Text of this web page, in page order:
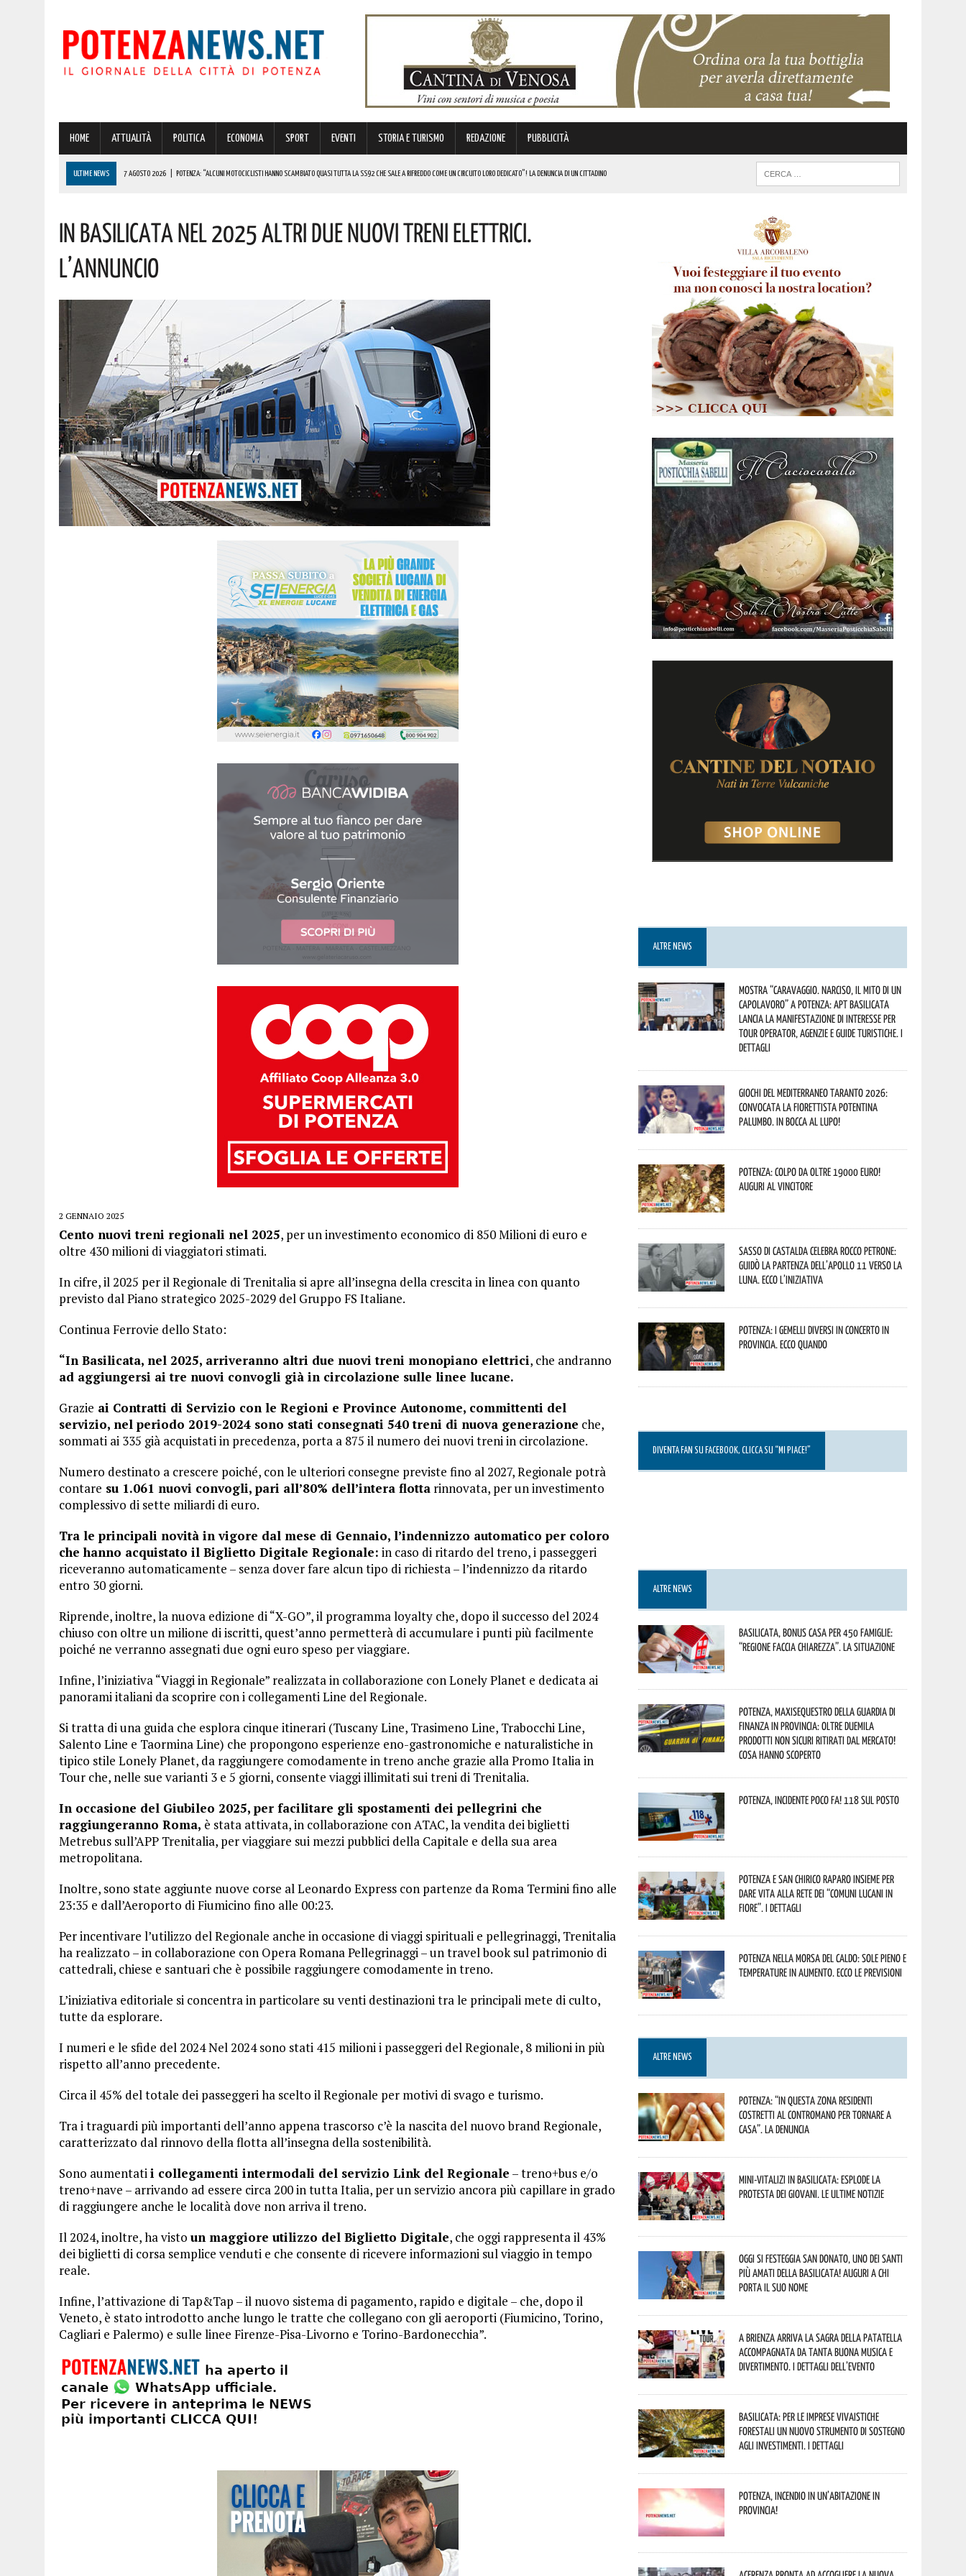
HOME ATTUALITÀ POLITICA ECONOMIA SPORT EVENTI STORIA E TURISMO REDAZIONE PUBBLICITÀ
ULTIME NEWS 7 AGOSTO 2026 POTENZA: “ALCUNI MOTOCICLISTI HANNO SCAMBIATO QUASI TUTTA LA SS92 CHE SALE A RIFREDDO COME UN CIRCUITO LORO DEDICATO”! LA DENUNCIA DI UN CITTADINO
7 AGOSTO 2026 | DALLA REGIONE VIA LIBERA ALLA REALIZZAZIONE A PICERNO E MELFI DI SISTEMI DI ACCUMULO DI ENERGIA ELETTRICA A BATTERIE. I DETTAGLI
7 AGOSTO 2026 BENZINA ANNACQUATA E GASOLIO SPORCO, UN IMPIANTO SU CINQUE NON È IN REGOLA: “IL PROBLEMA RIGUARDA L’INTERO TERRITORIO NAZIONALE”! I DETTAGLI
In Basilicata Nel 2025 Altri Due Nuovi Treni Elettrici.
L’annuncio
2 GENNAIO 2025
Cento nuovi treni regionali nel 2025, per un investimento economico di 850 Milioni di euro e
oltre 430 milioni di viaggiatori stimati.
In cifre, il 2025 per il Regionale di Trenitalia si apre all’insegna della crescita in linea con quanto
previsto dal Piano strategico 2025-2029 del Gruppo FS Italiane.
Continua Ferrovie dello Stato:
“In Basilicata, nel 2025, arriveranno altri due nuovi treni monopiano elettrici, che andranno
ad aggiungersi ai tre nuovi convogli già in circolazione sulle linee lucane.
Grazie ai Contratti di Servizio con le Regioni e Province Autonome, committenti del
servizio, nel periodo 2019-2024 sono stati consegnati 540 treni di nuova generazione che,
sommati ai 335 già acquistati in precedenza, porta a 875 il numero dei nuovi treni in circolazione.
Numero destinato a crescere poiché, con le ulteriori consegne previste fino al 2027, Regionale potrà
contare su 1.061 nuovi convogli, pari all’80% dell’intera flotta rinnovata, per un investimento
complessivo di sette miliardi di euro.
Tra le principali novità in vigore dal mese di Gennaio, l’indennizzo automatico per coloro
che hanno acquistato il Biglietto Digitale Regionale: in caso di ritardo del treno, i passeggeri
riceveranno automaticamente – senza dover fare alcun tipo di richiesta – l’indennizzo da ritardo
entro 30 giorni.
Riprende, inoltre, la nuova edizione di “X-GO”, il programma loyalty che, dopo il successo del 2024
chiuso con oltre un milione di iscritti, quest’anno permetterà di accumulare i punti più facilmente
poiché ne verranno assegnati due ogni euro speso per viaggiare.
Infine, l’iniziativa “Viaggi in Regionale” realizzata in collaborazione con Lonely Planet e dedicata ai
panorami italiani da scoprire con i collegamenti Line del Regionale.
Si tratta di una guida che esplora cinque itinerari (Tuscany Line, Trasimeno Line, Trabocchi Line,
Salento Line e Taormina Line) che propongono esperienze eno-gastronomiche e naturalistiche in
tipico stile Lonely Planet, da raggiungere comodamente in treno anche grazie alla Promo Italia in
Tour che, nelle sue varianti 3 e 5 giorni, consente viaggi illimitati sui treni di Trenitalia.
In occasione del Giubileo 2025, per facilitare gli spostamenti dei pellegrini che
raggiungeranno Roma, è stata attivata, in collaborazione con ATAC, la vendita dei biglietti
Metrebus sull’APP Trenitalia, per viaggiare sui mezzi pubblici della Capitale e della sua area
metropolitana.
Inoltre, sono state aggiunte nuove corse al Leonardo Express con partenze da Roma Termini fino alle
23:35 e dall’Aeroporto di Fiumicino fino alle 00:23.
Per incentivare l’utilizzo del Regionale anche in occasione di viaggi spirituali e pellegrinaggi, Trenitalia
ha realizzato – in collaborazione con Opera Romana Pellegrinaggi – un travel book sul patrimonio di
cattedrali, chiese e santuari che è possibile raggiungere comodamente in treno.
L’iniziativa editoriale si concentra in particolare su venti destinazioni tra le principali mete di culto,
tutte da esplorare.
I numeri e le sfide del 2024 Nel 2024 sono stati 415 milioni i passeggeri del Regionale, 8 milioni in più
rispetto all’anno precedente.
Circa il 45% del totale dei passeggeri ha scelto il Regionale per motivi di svago e turismo.
Tra i traguardi più importanti dell’anno appena trascorso c’è la nascita del nuovo brand Regionale,
caratterizzato dal rinnovo della flotta all’insegna della sostenibilità.
Sono aumentatii collegamenti intermodali del servizio Link del Regionale – treno+bus e/o
treno+nave – arrivando ad essere circa 200 in tutta Italia, per un servizio ancora più capillare in grado
di raggiungere anche le località dove non arriva il treno.
Il 2024, inoltre, ha visto un maggiore utilizzo del Biglietto Digitale, che oggi rappresenta il 43%
dei biglietti di corsa semplice venduti e che consente di ricevere informazioni sul viaggio in tempo
reale.
Infine, l’attivazione di Tap&Tap – il nuovo sistema di pagamento, rapido e digitale – che, dopo il
Veneto, è stato introdotto anche lungo le tratte che collegano con gli aeroporti (Fiumicino, Torino,
Cagliari e Palermo) e sulle linee Firenze-Pisa-Livorno e Torino-Bardonecchia”.
ALTRE NEWS
Mostra “Caravaggio. Narciso, il mito di un
capolavoro” a Potenza: APT Basilicata
lancia la manifestazione di interesse per
Tour Operator, Agenzie e Guide Turistiche. I
dettagli
Giochi del Mediterraneo Taranto 2026:
convocata la fiorettista potentina
Palumbo. In bocca al lupo!
Potenza: colpo da oltre 19000 Euro!
Auguri al vincitore
Sasso di Castalda celebra Rocco Petrone:
guidò la partenza dell’Apollo 11 verso la
Luna. Ecco l’iniziativa
Potenza: i Gemelli DiVersi in concerto in
provincia. Ecco quando
DIVENTA FAN SU FACEBOOK, CLICCA SU “MI PIACE!”
ALTRE NEWS
Basilicata, Bonus casa per 450 famiglie:
“Regione faccia chiarezza”. La situazione
Potenza, maxisequestro della Guardia di
Finanza in provincia: oltre duemila
prodotti non sicuri ritirati dal mercato!
Cosa hanno scoperto
Potenza, incidente poco fa! 118 sul posto
Potenza e San Chirico Raparo insieme per
dare vita alla rete dei “Comuni Lucani in
Fiore”. I dettagli
Potenza nella morsa del caldo: sole pieno e
temperature in aumento. Ecco le previsioni
ALTRE NEWS
Potenza: “In questa zona residenti
costretti al contromano per tornare a
casa”. La denuncia
Mini-vitalizi in Basilicata: esplode la
protesta dei giovani. Le ultime notizie
Oggi si festeggia San Donato, uno dei Santi
più amati della Basilicata! Auguri a chi
porta il suo nome
A Brienza arriva la Sagra della Patatella
accompagnata da tanta buona musica e
divertimento. I dettagli dell’evento
Basilicata: per le imprese vivaistiche
forestali un nuovo strumento di sostegno
agli investimenti. I dettagli
Potenza, incendio in un’abitazione in
provincia!